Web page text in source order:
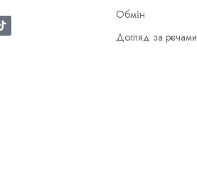
Обмін
Догляд за речами